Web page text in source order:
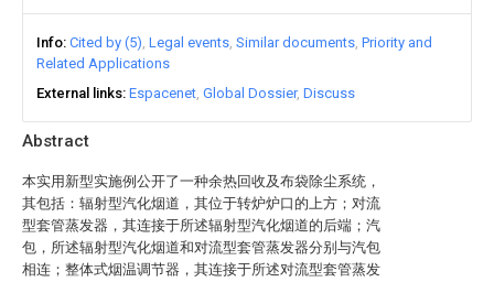
Abstract
本实用新型实施例公开了一种余热回收及布袋除尘系统，
其包括：辐射型汽化烟道，其位于转炉炉口的上方；对流
型套管蒸发器，其连接于所述辐射型汽化烟道的后端；汽
包，所述辐射型汽化烟道和对流型套管蒸发器分别与汽包
相连；整体式烟温调节器，其连接于所述对流型套管蒸发
Info Cited by (5) Legal events Similar documents Priority and
Related Applications
External links Espacenet Global Dossier Discuss